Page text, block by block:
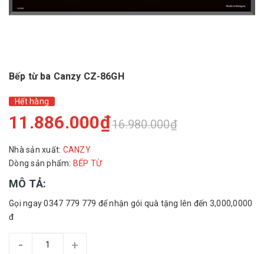
Bếp từ ba Canzy CZ-86GH
Hết hàng
11.886.000₫16.980.000₫
Nhà sản xuất: CANZY
Dòng sản phẩm: BẾP TỪ
MÔ TẢ:
Gọi ngay 0347 779 779 để nhận gói quà tặng lên đến 3,000,0000
đ
- +